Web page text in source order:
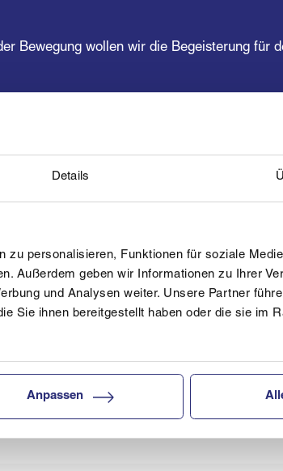
Details
zu personalisieren, Funktionen für soziale
Außerdem geben wir Informationen zu Ihrer
und Analysen weiter. Unsere Partner
Sie ihnen bereitgestellt haben oder die sie im
Anpassen
Bewegung wollen wir die Begeisterung für
– wir freuen uns über jede und jeden,